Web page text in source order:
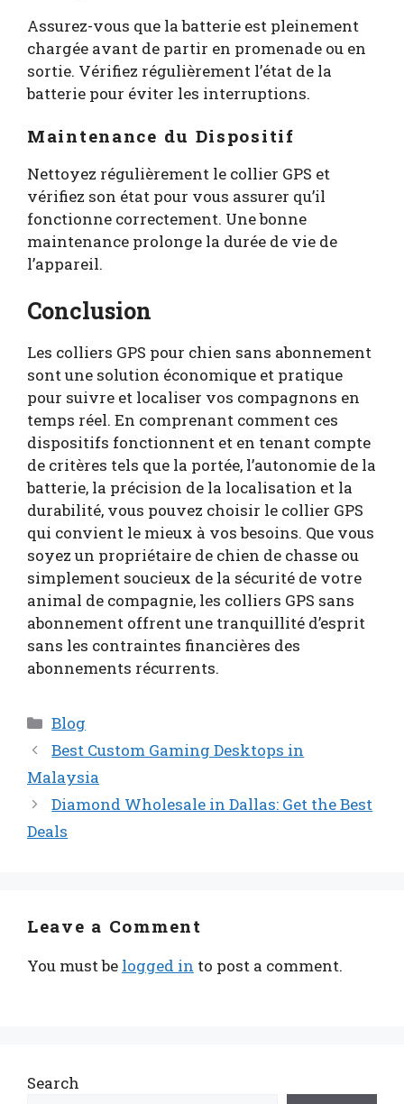
Assurez-vous que la batterie est pleinement
chargée avant de partir en promenade ou en
sortie. Vérifiez régulièrement l’état de la
batterie pour éviter les interruptions.
Maintenance du Dispositif
Nettoyez régulièrement le collier GPS et
vérifiez son état pour vous assurer qu’il
fonctionne correctement. Une bonne
maintenance prolonge la durée de vie de
l’appareil.
Conclusion
Les colliers GPS pour chien sans abonnement
sont une solution économique et pratique
pour suivre et localiser vos compagnons en
temps réel. En comprenant comment ces
dispositifs fonctionnent et en tenant compte
de critères tels que la portée, l’autonomie de la
batterie, la précision de la localisation et la
durabilité, vous pouvez choisir le collier GPS
qui convient le mieux à vos besoins. Que vous
soyez un propriétaire de chien de chasse ou
simplement soucieux de la sécurité de votre
animal de compagnie, les colliers GPS sans
abonnement offrent une tranquillité d’esprit
sans les contraintes financières des
abonnements récurrents.
Categories
Blog
Best Custom Gaming Desktops in
Malaysia
Diamond Wholesale in Dallas: Get the Best
Deals
Leave a Comment
You must be logged in to post a comment.
Search